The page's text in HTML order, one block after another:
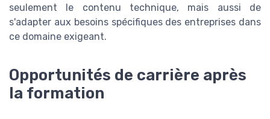
seulement le contenu technique, mais aussi de
s'adapter aux besoins spécifiques des entreprises dans
ce domaine exigeant.
Opportunités de carrière après
la formation